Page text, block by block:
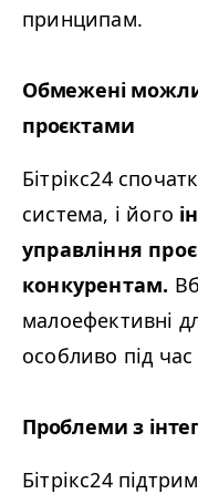
принципам.
Обмежені
проєктами
Бітрікс24
система, і його
управління
конкурентам.
малоефективні
особливо під
Проблеми з
Бітрікс24